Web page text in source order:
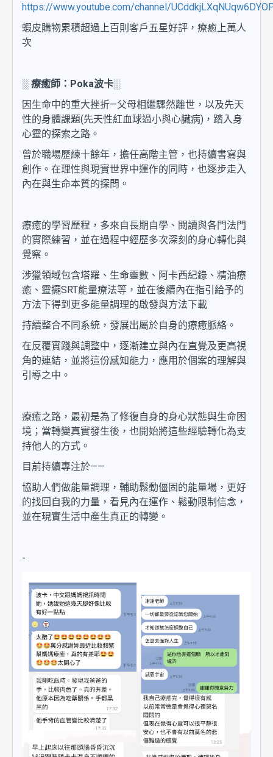
https://www.youtube.com/channel/
蝦皮購物累積超過上百則客戶五星好評，療癒上萬人
次
░ 療癒師：Poka波卡░
因生命中的重大挫折—父母相繼驟然離世，以及先天
性的身體課題(先天性紅血球過小與心臟病)，踏入身
心靈的探索之路。
曾於職場歷練十餘年，擔任高階主管，也持續書寫與
創作。在理性與現實世界中運作的同時，也逐步走入
內在與生命本質的探問。
療癒的學習歷程，多來自長期自學、閱讀與各門法門
的實際練習，並在過程中經歷多次深刻的身心轉化與
覺察。
涉獵領域包含塔羅、生命靈數、阿卡西紀錄、精油療
癒、靈擺SRT能量療法等，並在後續內在指引給予的
方法下得到更多能量調理的啟發與方法下載
持續整合不同系統，發展出屬於自身的療癒脈絡。
在反覆實踐與調整中，逐漸建立與內在直覺及更高視
角的連結，並將這份感知能力，應用於個案的理解與
引導之中。
療癒之路，最初是為了修復自身的身心狀態與生命困
境；當轉變真實發生後，也開始將這些經驗轉化為支
持他人的方式。
目前持續專注於——
協助人們做能量調理，輔助鬆動僵固的能量場，更好
的找回自我的力量，看見內在運作、鬆動限制信念，
並在現實生活中產生真正的轉變。
-